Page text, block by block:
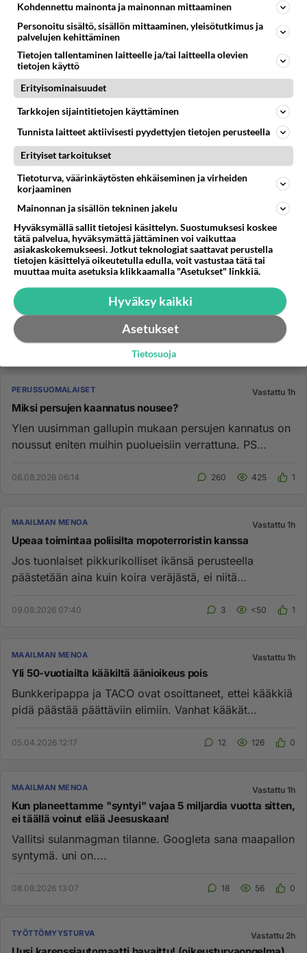
MAAILMAN MENOA Ei vastauksia
Suomen tehtävä valinta sähköautojen ja datakeskusten
välillä?
Jos maa sähköautoistetaan kokonaan ja 200
datakeskusta 10 vuoden päästä.Meidän sähkönkulutus
jopa kolminkertaistuu nykyh...
09.08.2026 08:06
PERUSSUOMALAISET Vastattu 1h
Miksi persujen kaannatus nousee?
Ylen uusimman gallupin mukaan persujen kannatus on
noussut eniten muihin puolueisiin verrattuna. PS
06.08.2026 06:14 260 425 1
MAAILMAN MENOA Vastattu 1h
Upeaa toimintaa poliisilta mopoterroristin kanssa
Jos tuonlaiset pikkurikolliset ikänsä perusteella
päästetään aina kuin koira veräjästä, ei niitä
09.08.2026 07:40 3 <50 1
MAAILMAN MENOA Vastattu 1h
Yli 50-vuotiailta kääkiltä äänioikeus pois
Bunkkeripappa ja TACO ovat osoittaneet, ettei kääkkiä
pidä päästää päättäviin elimiin. Vanhat kääkät
05.04.2026 12:17 12 126 0
MAAILMAN MENOA Vastattu 1h
Kun planeettamme "syntyi" vajaa 5 miljardia vuotta sitten,
ei täällä voinut elää Jeesuskaan!
Vallitsi sulanmagman tilanne. Googleta sana maapallon
syntymä. uni on....
08.08.2026 13:07 18 56 0
TYÖTTÖMYYSTURVA Vastattu 2h
Kohdennettu mainonta ja mainonnan mittaaminen
Personoitu sisältö, sisällön mittaaminen, yleisötutkimus ja
palvelujen kehittäminen
Tietojen tallentaminen laitteelle ja/tai laitteella olevien
tietojen käyttö
Erityisominaisuudet
Tarkkojen sijaintitietojen käyttäminen
Tunnista laitteet aktiivisesti pyydettyjen tietojen perusteella
Erityiset tarkoitukset
Tietoturva, väärinkäytösten ehkäiseminen ja virheiden
korjaaminen
Mainonnan ja sisällön tekninen jakelu
Hyväksymällä sallit tietojesi käsittelyn. Suostumuksesi koskee
tätä palvelua, hyväksymättä jättäminen voi vaikuttaa
asiakaskokemukseesi. Jotkut teknologiat saattavat perustella
tietojen käsittelyä oikeutetulla edulla, voit vastustaa tätä tai
muuttaa muita asetuksia klikkaamalla "Asetukset" linkkiä.
Hyväksy kaikki
Asetukset
Tietosuoja